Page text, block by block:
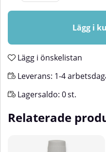
Lägg i
Lägg i önskelistan
Leverans: 1-4
Lagersaldo: 0st.
Relaterade